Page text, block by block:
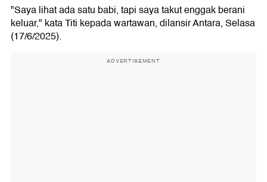
"Saya lihat ada satu babi, tapi saya takut enggak berani
keluar," kata Titi kepada wartawan, dilansir Antara, Selasa
(17/6/2025).
ADVERTISEMENT